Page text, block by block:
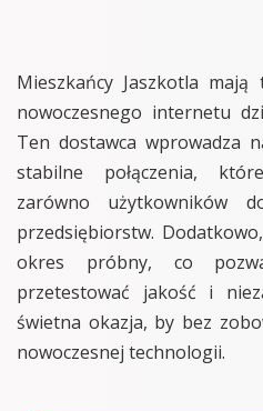
Mieszkańcy Jaszkotla
nowoczesnego internetu
Ten dostawca wprowadza
stabilne połączenia,
zarówno użytkowników
przedsiębiorstw.
okres próbny, co
przetestować jakość i
świetna okazja, by bez
nowoczesnej technologii.